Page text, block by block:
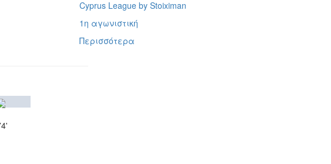
Cyprus League by Stoiximan
1η αγωνιστική
Περισσότερα